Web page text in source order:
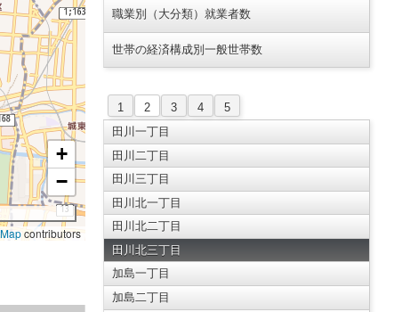
+
−
contributors
職業別（大分類）就業者数
世帯の経済構成別一般世帯数
1 2 3 4
5
田川一丁目
田川二丁目
田川三丁目
田川北一丁目
田川北二丁目
田川北三丁目
加島一丁目
加島二丁目